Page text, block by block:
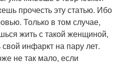
прочесть эту статью. Ибо
Только в том случае,
жить с такой женщиной,
инфаркт на пару лет.
не так мало, если